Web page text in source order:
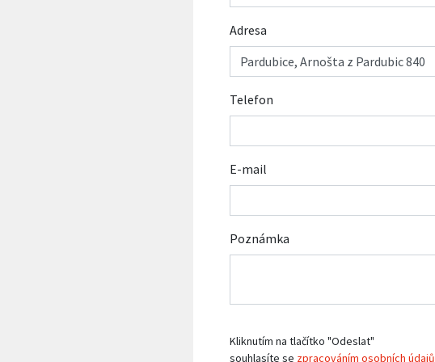
Adresa
Telefon
E-mail
Poznámka
Kliknutím na tlačítko "Odeslat"
souhlasíte se zpracováním osobních údajů